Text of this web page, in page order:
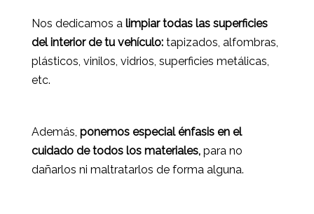
Nos dedicamos a limpiar todas las superficies
del interior de tu vehículo: tapizados, alfombras,
plásticos, vinilos, vidrios, superficies metálicas,
etc.
Además, ponemos especial énfasis en el
cuidado de todos los materiales, para no
dañarlos ni maltratarlos de forma alguna.